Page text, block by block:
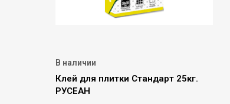
В наличии
Клей для плитки Стандарт 25кг.
РУСЕАН